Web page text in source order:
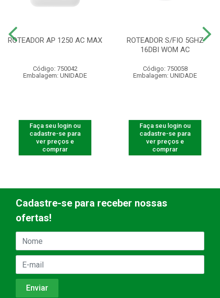
ROTEADOR AP 1250 AC MAX
Código: 750042
Embalagem: UNIDADE
Faça seu login ou
cadastre-se para
ver preços e
comprar
ROTEADOR S/FIO 5GHZ
16DBI WOM AC
Código: 750058
Embalagem: UNIDADE
Faça seu login ou
cadastre-se para
ver preços e
comprar
Cadastre-se para receber nossas
ofertas!